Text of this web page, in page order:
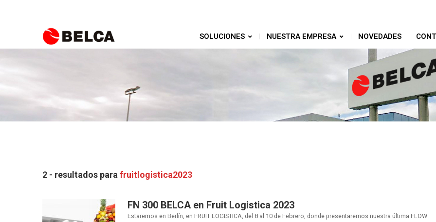
SOLUCIONES NUESTRA EMPRESA NOVEDADES
2 - resultados para fruitlogistica2023
FN 300 BELCA en Fruit Logistica 2023
Estaremos en Berlín, en FRUIT LOGISTICA, del 8 al 10 de Febrero, donde presentaremos nuestra última FLOW